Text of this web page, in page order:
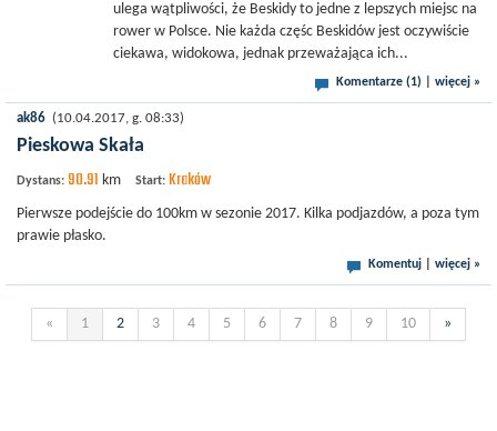
ulega wątpliwości, że Beskidy to jedne z lepszych miejsc na
rower w Polsce. Nie każda częśc Beskidów jest oczywiście
ciekawa, widokowa, jednak przeważająca ich...
Komentarze (1) więcej »
ak86 (10.04.2017, g. 08:33)
Pieskowa Skała
Dystans: 90.91 km Start: Kraków
Pierwsze podejście do 100km w sezonie 2017. Kilka podjazdów, a poza tym
prawie płasko.
Komentuj więcej »
« 1 2 3 4 5 6 7 8 9 10 »